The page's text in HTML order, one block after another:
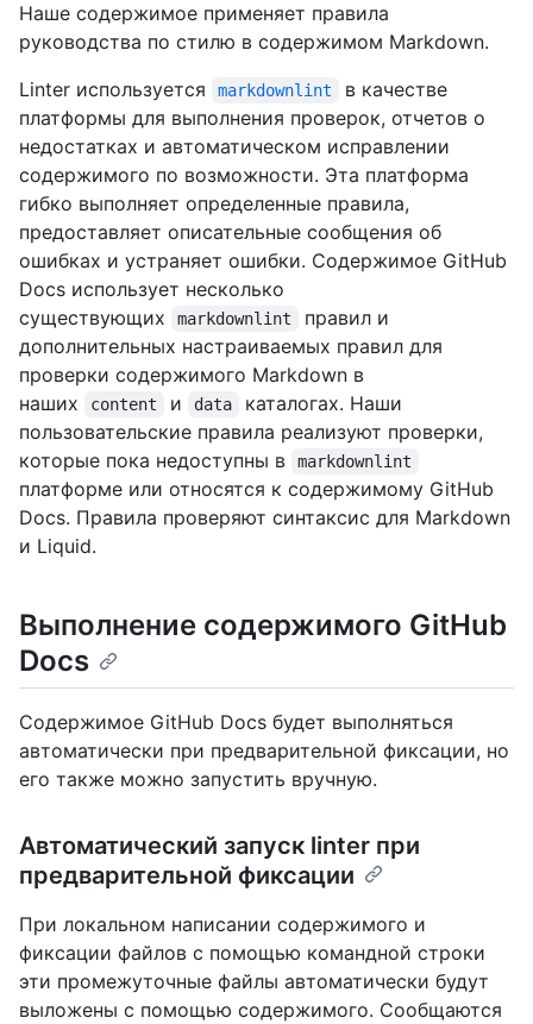
Наше содержимое применяет правила
руководства по стилю в содержимом Markdown.
Linter используется
markdownlint
в качестве
платформы для выполнения проверок, отчетов о
недостатках и автоматическом исправлении
содержимого по возможности. Эта платформа
гибко выполняет определенные правила,
предоставляет описательные сообщения об
ошибках и устраняет ошибки. Содержимое GitHub
Docs использует несколько
существующих
markdownlint
правил и
дополнительных настраиваемых правил для
проверки содержимого Markdown в
наших
content и data
каталогах. Наши
пользовательские правила реализуют проверки,
которые пока недоступны в
markdownlint
платформе или относятся к содержимому GitHub
Docs. Правила проверяют синтаксис для Markdown
и Liquid.
Выполнение содержимого GitHub
Docs
Содержимое GitHub Docs будет выполняться
автоматически при предварительной фиксации, но
его также можно запустить вручную.
Автоматический запуск linter при
предварительной фиксации
При локальном написании содержимого и
фиксации файлов с помощью командной строки
эти промежуточные файлы автоматически будут
выложены с помощью содержимого. Сообщаются